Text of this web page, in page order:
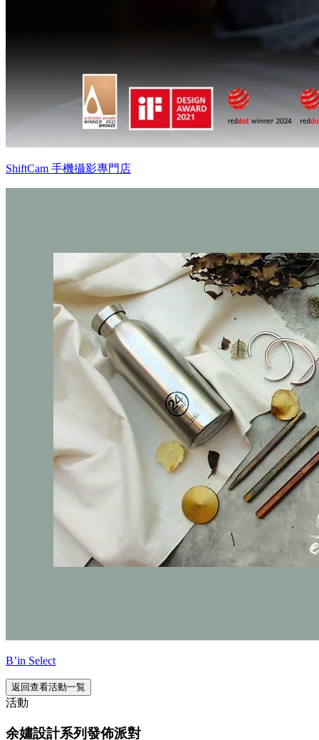
ShiftCam 手機攝影專門店
B’in Select
返回查看活動一覧
活動
余嫿設計系列發佈派對